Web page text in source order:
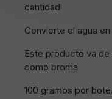
cantidad
Convierte el agua en
Este producto va
como broma
100 gramos por bote.